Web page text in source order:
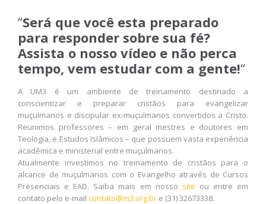
“Será que você esta preparado
para responder sobre sua fé?
Assista o nosso vídeo e não perca
tempo, vem estudar com a gente!“
A UM3 é um ambiente de treinamento destinado a
conscientizar e preparar cristãos para evangelizar
muçulmanos e discipular ex-muçulmanos convertidos a Cristo.
Reunimos professores – em geral mestres e doutores em
Teologia, e Estudos Islâmicos – que possuem vasta experiência
acadêmica e ministerial entre muçulmanos.
Atualmente investimos no treinamento de cristãos para o
alcance de muçulmanos com o Evangelho através de Cursos
Presenciais e EAD. Saiba mais em nosso site ou entre em
contato pelo e-mail contato@m3.org.br e (31) 32673338.